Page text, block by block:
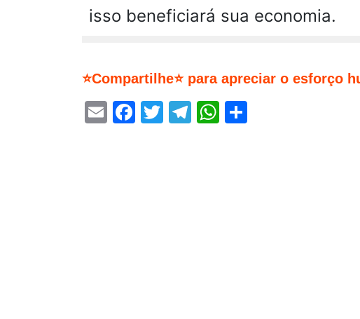
isso beneficiará sua economia.
⭐Compartilhe⭐ para apreciar o esforço
EmailFacebook
Twitter
Telegram
WhatsApp